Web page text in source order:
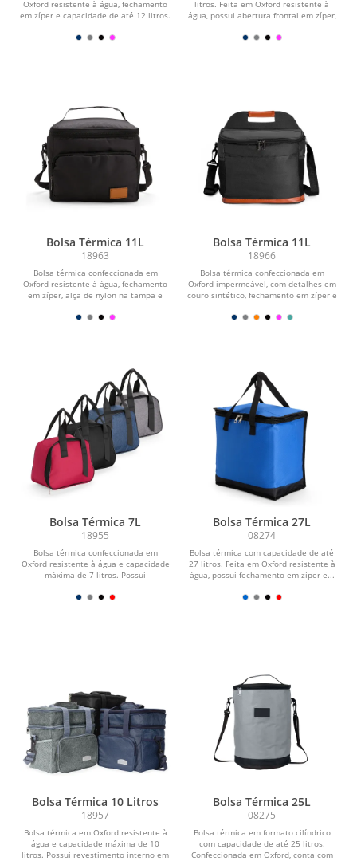
Oxford resistente à água, fechamento
em zíper e capacidade de até 12 litros.
litros. Feita em Oxford resistente à
água, possui abertura frontal em zíper,
Bolsa Térmica 11L
18963
Bolsa térmica confeccionada em
Oxford resistente à água, fechamento
em zíper, alça de nylon na tampa e
Bolsa Térmica 11L
18966
Bolsa térmica confeccionada em
Oxford impermeável, com detalhes em
couro sintético, fechamento em zíper e
Bolsa Térmica 7L
18955
Bolsa térmica confeccionada em
Oxford resistente à água e capacidade
máxima de 7 litros. Possui
Bolsa Térmica 27L
08274
Bolsa térmica com capacidade de até
27 litros. Feita em Oxford resistente à
água, possui fechamento em zíper e...
Bolsa Térmica 10 Litros
18957
Bolsa térmica em Oxford resistente à
água e capacidade máxima de 10
litros. Possui revestimento interno em
Bolsa Térmica 25L
08275
Bolsa térmica em formato cilíndrico
com capacidade de até 25 litros.
Confeccionada em Oxford, conta com